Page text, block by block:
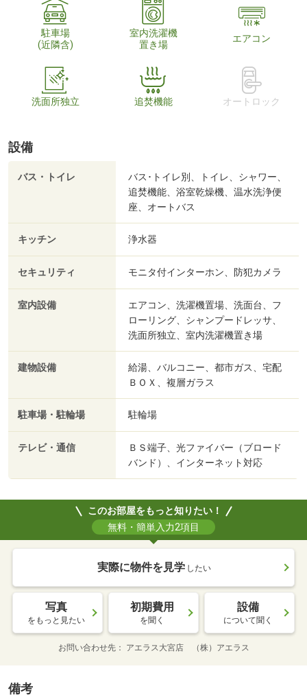
駐車場
(近隣含)
室内洗濯機
置き場
エアコン
洗面所独立 追焚機能 オートロック
設備
バス・トイレ
バス･トイレ別、トイレ、シャワー、
追焚機能、浴室乾燥機、温水洗浄便
座、オートバス
キッチン 浄水器
セキュリティ モニタ付インターホン、防犯カメラ
室内設備
エアコン、洗濯機置場、洗面台、フ
ローリング、シャンプードレッサ、
洗面所独立、室内洗濯機置き場
建物設備
給湯、バルコニー、都市ガス、宅配
ＢＯＸ、複層ガラス
駐車場・駐輪場 駐輪場
テレビ・通信
ＢＳ端子、光ファイバー（ブロード
バンド）、インターネット対応
このお部屋をもっと知りたい！
無料・簡単入力2項目
実際に物件を見学 したい
写真
をもっと見たい
初期費用
を聞く
設備
について聞く
お問い合わせ先 アエラス大宮店 （株）アエラス
備考